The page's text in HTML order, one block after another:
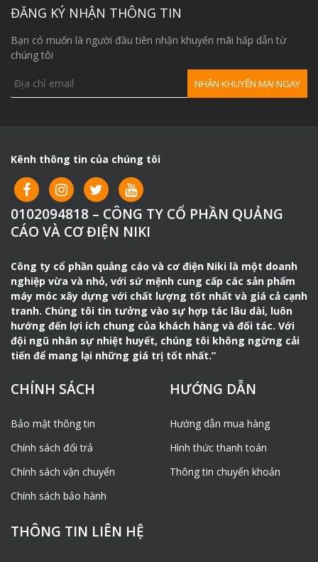
ĐĂNG KÝ NHẬN THÔNG TIN
Bạn có muốn là người đầu tiên nhận khuyến mãi hấp dẫn từ
chúng tôi
Kênh thông tin của chúng tôi
0102094818 – CÔNG TY CỔ PHẦN QUẢNG
CÁO VÀ CƠ ĐIỆN NIKI
Công ty cổ phần quảng cáo và cơ điện Niki là một doanh
nghiệp vừa và nhỏ, với sứ mệnh cung cấp các sản phẩm
máy móc xây dựng với chất lượng tốt nhất và giá cả cạnh
tranh. Chúng tôi tin tưởng vào sự hợp tác lâu dài, luôn
hướng đến lợi ích chung của khách hàng và đối tác. Với
đội ngũ nhân sự nhiệt huyết, chúng tôi không ngừng cải
tiến để mang lại những giá trị tốt nhất.”
CHÍNH SÁCH
Bảo mật thông tin
Chính sách đổi trả
Chính sách vận chuyển
Chính sách bảo hành
HƯỚNG DẪN
Hướng dẫn mua hàng
Hình thức thanh toán
Thông tin chuyển khoản
THÔNG TIN LIÊN HỆ